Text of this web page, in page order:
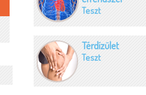
Teszt
Térdízület
Teszt